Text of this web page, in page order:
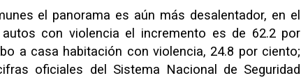
el panorama es aún más desalentador, en el
con violencia el incremento es de 62.2 por
a casa habitación con violencia, 24.8 por ciento;
oficiales del Sistema Nacional de Seguridad